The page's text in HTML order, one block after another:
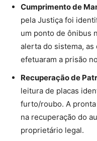
Cumprimento de
pela Justiça foi
um ponto de ônibus
alerta do sistema,
efetuaram a prisão
Recuperação de
leitura de placas
furto/roubo. A
na recuperação do
proprietário legal.